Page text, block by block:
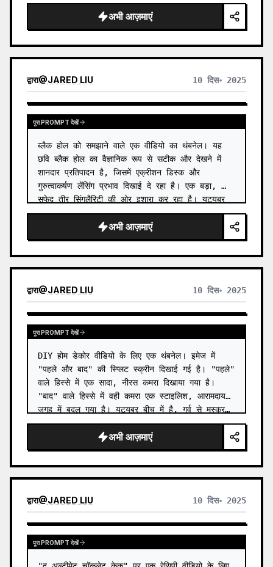
बनाता है, जिससे हर तस्वीर को एक स्वतंत्र मनोदशा और विस्तार योग्य
दृश्य पहचान मिलती है।अभी आज़माएं
द्वारा@JARED LIU 10 दिस॰ 2025
पूरा PROMPT देखें
ब्लैक होल को समझाने वाले एक वीडियो का थंबनेल। यह
छवि ब्लैक होल का वैज्ञानिक रूप से सटीक और देखने में
शानदार प्रतिपादन है, जिसमें एक्रीशन डिस्क और
गुरुत्वाकर्षण लेंसिंग प्रभाव दिखाई दे रहा है। एक बड़ा,
सफेद तीर सिंगुलैरिटी की ओर इशारा कर रहा है। यूट्यूबर
का चेह…
अभी आज़माएं
द्वारा@JARED LIU 10 दिस॰ 2025
पूरा PROMPT देखें
DIY होम डेकोर वीडियो के लिए एक थंबनेल। इमेज में
"पहले और बाद" की स्प्लिट स्क्रीन दिखाई गई है। "पहले"
वाले हिस्से में एक सादा, नीरस कमरा दिखाया गया है।
"बाद" वाले हिस्से में वही कमरा एक स्टाइलिश, आरामदायक
जगह में बदल गया है। यूट्यूबर बीच में है, गर्व से मुस्कुर…
अभी आज़माएं
द्वारा@JARED LIU 10 दिस॰ 2025
पूरा PROMPT देखें